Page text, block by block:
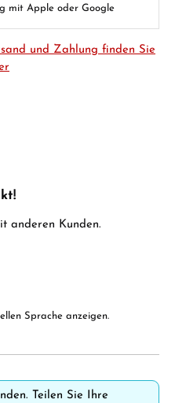
mit Apple oder Google
und Zahlung finden Sie
0 von 5 Sternen
anderen Kunden.
Sprache anzeigen.
Teilen Sie Ihre